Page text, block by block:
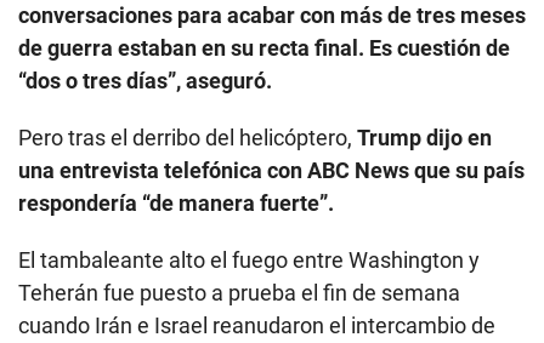
conversaciones para acabar con más de tres meses
de guerra estaban en su recta final. Es cuestión de
“dos o tres días”, aseguró.
Pero tras el derribo del helicóptero, Trump dijo en
una entrevista telefónica con ABC News que su país
respondería “de manera fuerte”.
El tambaleante alto el fuego entre Washington y
Teherán fue puesto a prueba el fin de semana
cuando Irán e Israel reanudaron el intercambio de